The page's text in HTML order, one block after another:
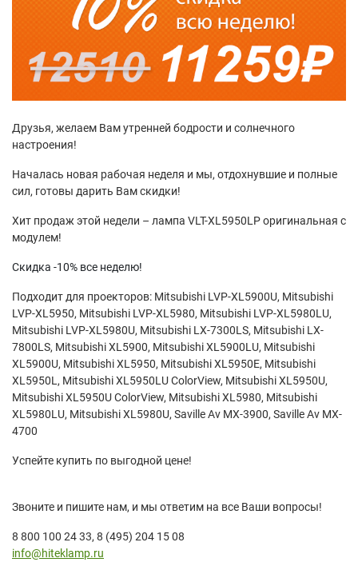
Друзья, желаем Вам утренней бодрости и солнечного
настроения!
Началась новая рабочая неделя и мы, отдохнувшие и полные
сил, готовы дарить Вам скидки!
Хит продаж этой недели – лампа VLT-XL5950LP оригинальная с
модулем!
Скидка -10% все неделю!
Подходит для проекторов: Mitsubishi LVP-XL5900U, Mitsubishi
LVP-XL5950, Mitsubishi LVP-XL5980, Mitsubishi LVP-XL5980LU,
Mitsubishi LVP-XL5980U, Mitsubishi LX-7300LS, Mitsubishi LX-
7800LS, Mitsubishi XL5900, Mitsubishi XL5900LU, Mitsubishi
XL5900U, Mitsubishi XL5950, Mitsubishi XL5950E, Mitsubishi
XL5950L, Mitsubishi XL5950LU ColorView, Mitsubishi XL5950U,
Mitsubishi XL5950U ColorView, Mitsubishi XL5980, Mitsubishi
XL5980LU, Mitsubishi XL5980U, Saville Av MX-3900, Saville Av MX-
4700
Успейте купить по выгодной цене!
Звоните и пишите нам, и мы ответим на все Ваши вопросы!
8 800 100 24 33, 8 (495) 204 15 08
info@hiteklamp.ru